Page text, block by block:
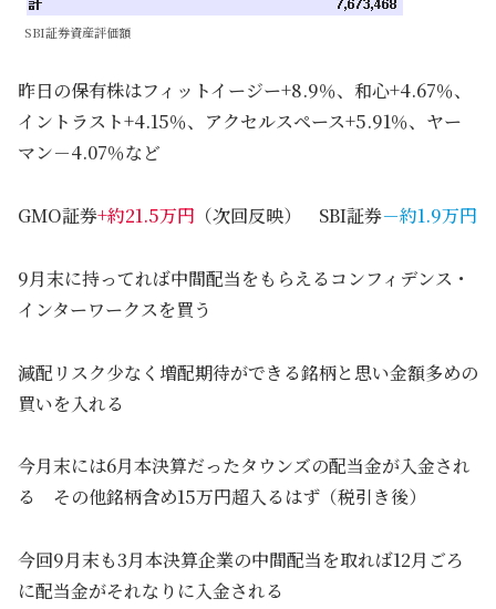
SBI証券資産評価額
昨日の保有株はフィットイージー+8.9％、和心+4.67％、
イントラスト+4.15％、アクセルスペース+5.91％、ヤー
マン－4.07％など
GMO証券+約21.5万円 （次回反映） SBI証券－約1.9万円
9月末に持ってれば中間配当をもらえるコンフィデンス・
インターワークスを買う
減配リスク少なく増配期待ができる銘柄と思い金額多めの
買いを入れる
今月末には6月本決算だったタウンズの配当金が入金され
る その他銘柄含め15万円超入るはず（税引き後）
今回9月末も3月本決算企業の中間配当を取れば12月ごろ
に配当金がそれなりに入金される